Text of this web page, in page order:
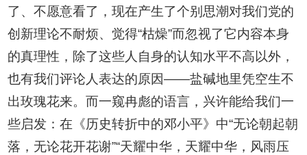
了、不愿意看了，现在产生了个别思潮对我们党的
创新理论不耐烦、觉得“枯燥”而忽视了它内容本身
的真理性，除了这些人自身的认知水平不高以外，
也有我们评论人表达的原因——盐碱地里凭空生不
出玫瑰花来。而一窥冉彪的语言，兴许能给我们一
些启发：在《历史转折中的邓小平》中“无论朝起朝
落，无论花开花谢”“天耀中华，天耀中华，风雨压